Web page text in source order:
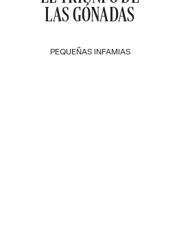
PEQUEÑAS INFAMIAS
LAS GÓNADAS